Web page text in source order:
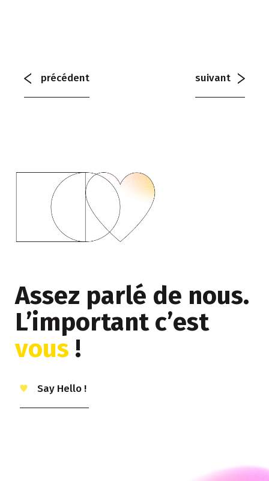
précédent suivant
Assez parlé de nous.
L’important c’est
vous !
Say Hello !